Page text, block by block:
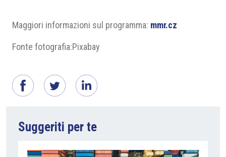
Maggiori informazioni sul programma: mmr.cz
Fonte fotografia:Pixabay
Suggeriti per te